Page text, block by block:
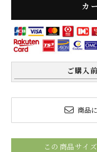
カ
ご購入
商品
この商品サイ